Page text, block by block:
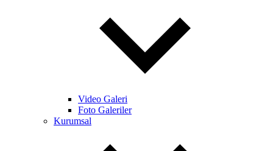
Video Galeri
Foto Galeriler
Kurumsal